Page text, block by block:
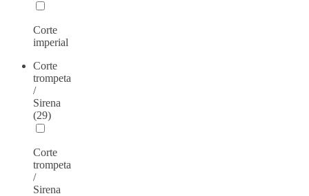
Corte
imperial
Corte
trompeta
/
Sirena
(29)
Corte
trompeta
/
Sirena